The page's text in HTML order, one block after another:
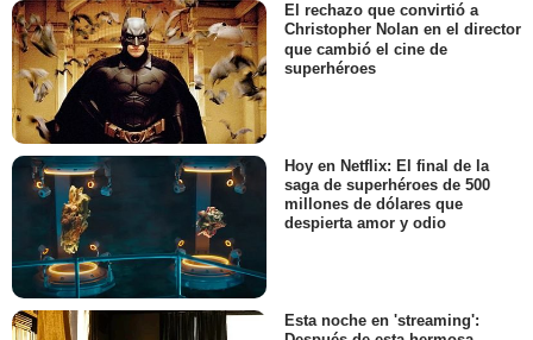
El rechazo que convirtió a
Christopher Nolan en el director
que cambió el cine de
superhéroes
Hoy en Netflix: El final de la
saga de superhéroes de 500
millones de dólares que
despierta amor y odio
Esta noche en 'streaming':